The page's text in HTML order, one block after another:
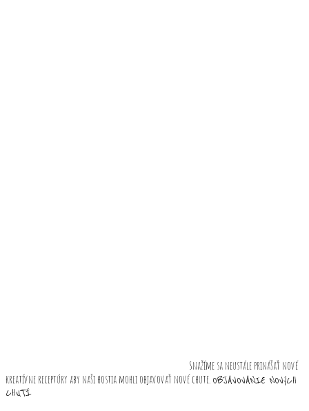
Snažíme sa neustále prinášať nové
kreatívne receptúry aby naši hostia mohli objavovať nové chute. OBJAVOVANIE NOVýCH
CHUTÍ